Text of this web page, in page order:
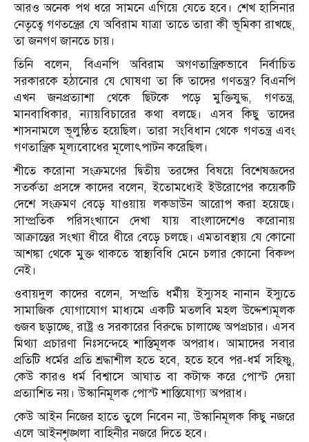
আরও অনেক পথ ধরে সামনে এগিয়ে যেতে হবে। শেখ হাসিনার
নেতৃত্বে গণতন্ত্রের যে অবিরাম যাত্রা তাতে তারা কী ভূমিকা রাখছে,
তা জনগণ জানতে চায়।
তিনি বলেন, বিএনপি অবিরাম অগণতান্ত্রিকভাবে নির্বাচিত
সরকারকে হঠানোর যে ঘোষণা তা কি তাদের গণতন্ত্র? বিএনপি
এখন জনপ্রত্যাশা থেকে ছিটকে পড়ে মুক্তিযুদ্ধ, গণতন্ত্র,
মানবাধিকার, ন্যায়বিচারের কথা বলছে। এসব কিছু তাদের
শাসনামলে ভূলুণ্ঠিত হয়েছিল। তারা সংবিধান থেকে গণতন্ত্র এবং
গণতান্ত্রিক মূল্যবোধের মূলোৎপাটন করেছিল।
শীতে করোনা সংক্রমণের দ্বিতীয় তরঙ্গের বিষয়ে বিশেষজ্ঞদের
সতর্কতা প্রসঙ্গে কাদের বলেন, ইতোমধ্যেই ইউরোপের কয়েকটি
দেশে সংক্রমণ বেড়ে যাওয়ায় লকডাউন আরোপ করা হয়েছে।
সাম্প্রতিক পরিসংখ্যানে দেখা যায় বাংলাদেশেও করোনায়
আক্রান্তের সংখ্যা ধীরে ধীরে বেড়ে চলছে। এমতাবস্থায় যে কোনো
আশঙ্কা থেকে মুক্ত থাকতে স্বাস্থ্যবিধি মেনে চলার কোনো বিকল্প
নেই।
ওবায়দুল কাদের বলেন, সম্প্রতি ধর্মীয় ইস্যুসহ নানান ইস্যুতে
সামাজিক যোগাযোগ মাধ্যমে একটি মতলবি মহল উদ্দেশ্যমূলক
গুজব ছড়াচ্ছে, রাষ্ট্র ও সরকারের বিরুদ্ধে চালাচ্ছে অপপ্রচার। এসব
মিথ্যা প্রচারণা নিঃসন্দেহে শাস্তিমূলক অপরাধ। আমাদের সবার
প্রতিটি ধর্মের প্রতি শ্রদ্ধাশীল হতে হবে, হতে হবে পর-ধর্ম সহিষ্ণু,
কেউ কারও ধর্ম বিশ্বাসে আঘাত বা কটাক্ষ করে পোস্ট দেয়া
প্রত্যাশিত নয়। উস্কানিমূলক পোস্ট শাস্তিযোগ্য অপরাধ।
কেউ আইন নিজের হাতে তুলে নিবেন না, উস্কানিমূলক কিছু নজরে
এলে আইনশৃঙ্খলা বাহিনীর নজরে দিতে হবে।